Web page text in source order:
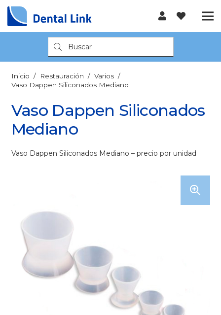
Búsqueda
de
productos
Inicio / Restauración / Varios /
Vaso Dappen Siliconados Mediano
Vaso Dappen Siliconados
Mediano
Vaso Dappen Siliconados Mediano – precio por unidad